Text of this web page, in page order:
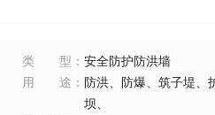
类型 ： 安全防护防洪墙
用途 ： 防洪、防爆、筑子堤、
坝、